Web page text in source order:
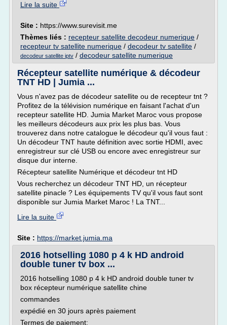
Lire la suite
Site : https://www.surevisit.me
Thèmes liés : recepteur satellite decodeur numerique /
recepteur tv satellite numerique / decodeur tv satellite /
decodeur satellite iptv / decodeur satellite numerique
Récepteur satellite numérique & décodeur
TNT HD | Jumia ...
Vous n'avez pas de décodeur satellite ou de recepteur tnt ?
Profitez de la télévision numérique en faisant l'achat d'un
recepteur satellite HD. Jumia Market Maroc vous propose
les meilleurs décodeurs aux prix les plus bas. Vous
trouverez dans notre catalogue le décodeur qu'il vous faut :
Un décodeur TNT haute définition avec sortie HDMI, avec
enregistreur sur clé USB ou encore avec enregistreur sur
disque dur interne.
Récepteur satellite Numérique et décodeur tnt HD
Vous recherchez un décodeur TNT HD, un récepteur
satellite pinacle ? Les équipements TV qu'il vous faut sont
disponible sur Jumia Market Maroc ! La TNT...
Lire la suite
Site : https://market.jumia.ma
2016 hotselling 1080 p 4 k HD android
double tuner tv box ...
2016 hotselling 1080 p 4 k HD android double tuner tv
box récepteur numérique satellite chine
commandes
expédié en 30 jours après paiement
Termes de paiement: